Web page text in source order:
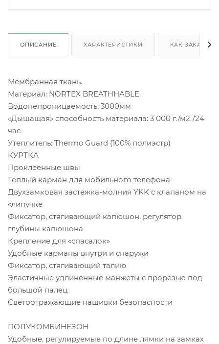
ОПИСАНИЕ ХАРАКТЕРИСТИКИ КАК ЗАКАЗАТЬ
Мембранная ткань.
Материал: NORTEX BREATHHABLE
Водонепроницаемость: 3000мм
«Дышащая» способность материала: 3 000 г./м2./24
час
Утеплитель: Thermo Guard (100% полиэстр)
КУРТКА
Проклеенные швы
Теплый карман для мобильного телефона
Двухзамковая застежка-молния YKK с клапаном на
«липучке
Фиксатор, стягивающий капюшон, регулятор
глубины капюшона
Крепление для «спасалок»
Удобные карманы внутри и снаружи
Фиксатор, стягивающий талию
Эластичные удлиненные манжеты с прорезью под
большой палец
Светоотражающие нашивки безопасности
ПОЛУКОМБИНЕЗОН
Удобные, регулируемые по длине лямки на замках